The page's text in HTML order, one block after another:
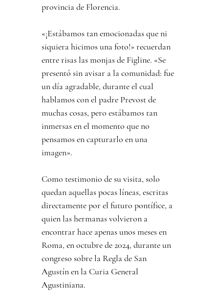
provincia de Florencia.
«¡Estábamos tan emocionadas que ni
siquiera hicimos una foto!» recuerdan
entre risas las monjas de Figline. «Se
presentó sin avisar a la comunidad: fue
un día agradable, durante el cual
hablamos con el padre Prevost de
muchas cosas, pero estábamos tan
inmersas en el momento que no
pensamos en capturarlo en una
imagen».
Como testimonio de su visita, solo
quedan aquellas pocas líneas, escritas
directamente por el futuro pontífice, a
quien las hermanas volvieron a
encontrar hace apenas unos meses en
Roma, en octubre de 2024, durante un
congreso sobre la Regla de San
Agustín en la Curia General
Agustiniana.